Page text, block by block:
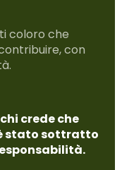
coloro che
con
crede che
stato sottratto